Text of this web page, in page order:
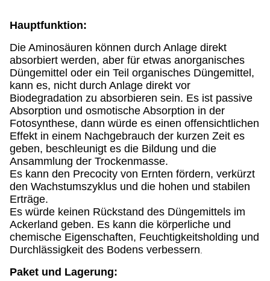
Hauptfunktion:
Die Aminosäuren können durch Anlage direkt
absorbiert werden, aber für etwas anorganisches
Düngemittel oder ein Teil organisches Düngemittel,
kann es, nicht durch Anlage direkt vor
Biodegradation zu absorbieren sein. Es ist passive
Absorption und osmotische Absorption in der
Fotosynthese, dann würde es einen offensichtlichen
Effekt in einem Nachgebrauch der kurzen Zeit es
geben, beschleunigt es die Bildung und die
Ansammlung der Trockenmasse.
Es kann den Precocity von Ernten fördern, verkürzt
den Wachstumszyklus und die hohen und stabilen
Erträge.
Es würde keinen Rückstand des Düngemittels im
Ackerland geben. Es kann die körperliche und
chemische Eigenschaften, Feuchtigkeitsholding und
Durchlässigkeit des Bodens verbessern
Paket und Lagerung: